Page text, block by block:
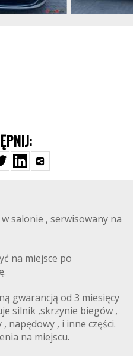
salonie , serwisowany na
na miejsce po
gwarancją od 3 miesięcy
silnik ,skrzynie biegów ,
napędowy , i inne części.
na miejscu.